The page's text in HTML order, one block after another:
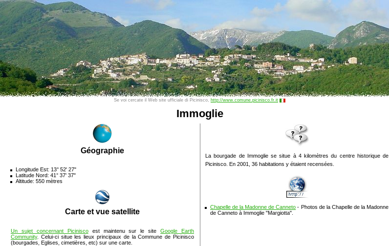
Se voi cercate il Web site ufficiale di Picinisco, http://www.comune.picinisco.fr.it
Immoglie
Géographie
Longitude Est: 13° 52' 27"
Latitude Nord: 41° 37' 37"
Altitude: 550 mètres
Carte et vue satellite
Un sujet concernant Piciniscoest maintenu sur le siteGoogle Earth
Community. Celui-ci situe les lieux principaux de la Commune de Picinisco
(bourgades, Eglises, cimetières, etc) sur une carte.
La bourgade de Immoglie se situe à 4 kilomètres du centre historique de
Picinisco. En 2001, 36 habitations y étaient recensées.
Chapelle de la Madonne de Canneto - Photos de la Chapelle de la Madonne
de Canneto à Immoglie "Margiotta".